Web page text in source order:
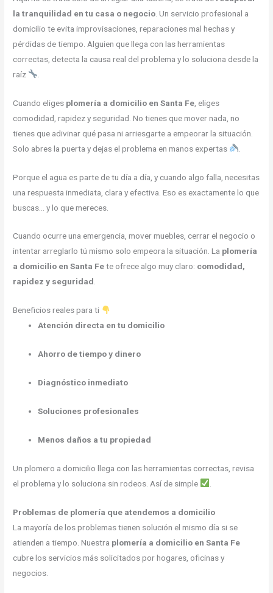
la tranquilidad en tu casa o negocio . Un servicio profesional a
domicilio te evita improvisaciones, reparaciones mal hechas y
pérdidas de tiempo. Alguien que llega con las herramientas
correctas, detecta la causa real del problema y lo soluciona desde la
raíz
Cuando eliges plomería a domicilio en Santa Fe , eliges
comodidad, rapidez y seguridad. No tienes que mover nada, no
tienes que adivinar qué pasa ni arriesgarte a empeorar la situación.
Solo abres la puerta y dejas el problema en manos expertas
Porque el agua es parte de tu día a día, y cuando algo falla, necesitas
una respuesta inmediata, clara y efectiva. Eso es exactamente lo que
buscas… y lo que mereces.
Cuando ocurre una emergencia, mover muebles, cerrar el negocio o
intentar arreglarlo tú mismo solo empeora la situación. La plomería
a domicilio en Santa Fete ofrece algo muy claro: comodidad,
rapidez y seguridad.
Beneficios reales para ti
Atención directa en tu domicilio
Ahorro de tiempo y dinero
Diagnóstico inmediato
Soluciones profesionales
Menos daños a tu propiedad
Un plomero a domicilio llega con las herramientas correctas, revisa
el problema y lo soluciona sin rodeos. Así de simple
Problemas de plomería que atendemos a domicilio
La mayoría de los problemas tienen solución el mismo día si se
atienden a tiempo. Nuestra plomería a domicilio en Santa Fe
cubre los servicios más solicitados por hogares, oficinas y
negocios.